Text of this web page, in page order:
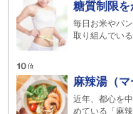
糖質制限を
毎日お米やパ
取り組んでい
麻辣湯（
近年、都心を
めている「麻